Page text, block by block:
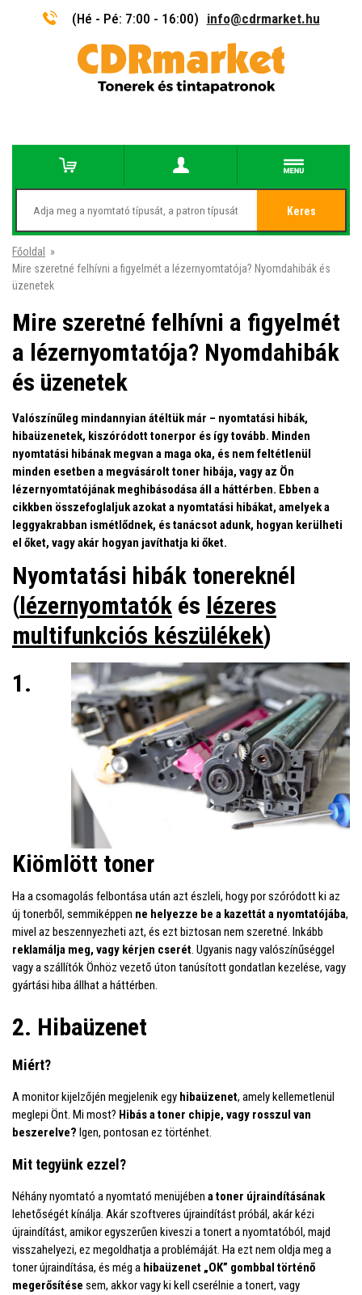
(Hé - Pé: 7:00 - 16:00) info@cdrmarket.hu
Keres
Főoldal
»
Mire szeretné felhívni a figyelmét a lézernyomtatója? Nyomdahibák és
üzenetek
Mire szeretné felhívni a figyelmét
a lézernyomtatója? Nyomdahibák
és üzenetek
Valószínűleg mindannyian átéltük már – nyomtatási hibák,
hibaüzenetek, kiszóródott tonerpor és így tovább. Minden
nyomtatási hibának megvan a maga oka, és nem feltétlenül
minden esetben a megvásárolt toner hibája, vagy az Ön
lézernyomtatójának meghibásodása áll a háttérben. Ebben a
cikkben összefoglaljuk azokat a nyomtatási hibákat, amelyek a
leggyakrabban ismétlődnek, és tanácsot adunk, hogyan kerülheti
el őket, vagy akár hogyan javíthatja ki őket.
Nyomtatási hibák tonereknél
(lézernyomtatók és lézeres
multifunkciós készülékek)
1.
Kiömlött toner
Ha a csomagolás felbontása után azt észleli, hogy por szóródott ki az
új tonerből, semmiképpen ne helyezze be a kazettát a nyomtatójába,
mivel az beszennyezheti azt, és ezt biztosan nem szeretné. Inkább
reklamálja meg, vagy kérjen cserét. Ugyanis nagy valószínűséggel
vagy a szállítók Önhöz vezető úton tanúsított gondatlan kezelése, vagy
gyártási hiba állhat a háttérben.
2. Hibaüzenet
Miért?
A monitor kijelzőjén megjelenik egy hibaüzenet, amely kellemetlenül
meglepi Önt. Mi most? Hibás a toner chipje, vagy rosszul van
beszerelve? Igen, pontosan ez történhet.
Mit tegyünk ezzel?
Néhány nyomtató a nyomtató menüjében a toner újraindításának
lehetőségét kínálja. Akár szoftveres újraindítást próbál, akár kézi
újraindítást, amikor egyszerűen kiveszi a tonert a nyomtatóból, majd
visszahelyezi, ez megoldhatja a problémáját. Ha ezt nem oldja meg a
toner újraindítása, és még a hibaüzenet „OK” gombbal történő
megerősítése sem, akkor vagy ki kell cserélnie a tonert, vagy